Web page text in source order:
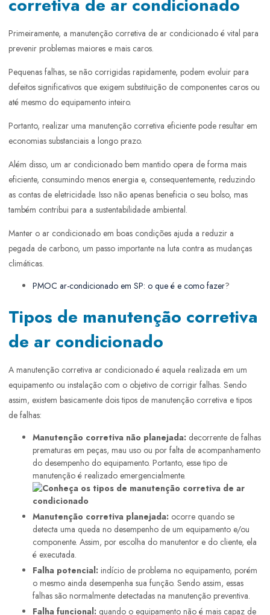
corretiva de ar condicionado
Primeiramente, a manutenção corretiva de ar condicionado é vital para
prevenir problemas maiores e mais caros.
Pequenas falhas, se não corrigidas rapidamente, podem evoluir para
defeitos significativos que exigem substituição de componentes caros ou
até mesmo do equipamento inteiro.
Portanto, realizar uma manutenção corretiva eficiente pode resultar em
economias substanciais a longo prazo.
Além disso, um ar condicionado bem mantido opera de forma mais
eficiente, consumindo menos energia e, consequentemente, reduzindo
as contas de eletricidade. Isso não apenas beneficia o seu bolso, mas
também contribui para a sustentabilidade ambiental.
Manter o ar condicionado em boas condições ajuda a reduzir a
pegada de carbono, um passo importante na luta contra as mudanças
climáticas.
PMOC ar-condicionado em SP: o que é e como fazer?
Tipos de manutenção corretiva
de ar condicionado
A manutenção corretiva ar condicionado é aquela realizada em um
equipamento ou instalação com o objetivo de corrigir falhas. Sendo
assim, existem basicamente dois tipos de manutenção corretiva e tipos
de falhas:
Manutenção corretiva não planejada: decorrente de falhas
prematuras em peças, mau uso ou por falta de acompanhamento
do desempenho do equipamento. Portanto, esse tipo de
manutenção é realizado emergencialmente.
Manutenção corretiva planejada: ocorre quando se
detecta uma queda no desempenho de um equipamento e/ou
componente. Assim, por escolha do manutentor e do cliente, ela
é executada.
Falha potencial: indício de problema no equipamento, porém
o mesmo ainda desempenha sua função. Sendo assim, essas
falhas são normalmente detectadas na manutenção preventiva.
Falha funcional: quando o equipamento não é mais capaz de